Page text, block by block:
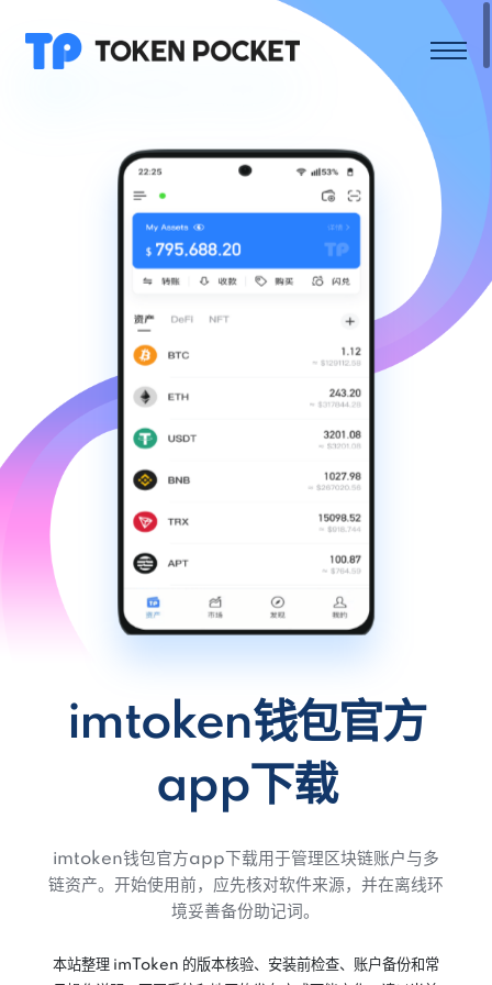
imtoken钱包官方
app下载
imtoken钱包官方app下载用于管理区块链账户与多
链资产。开始使用前，应先核对软件来源，并在离线环
境妥善备份助记词。
本站整理 imToken 的版本核验、安装前检查、账户备份和常